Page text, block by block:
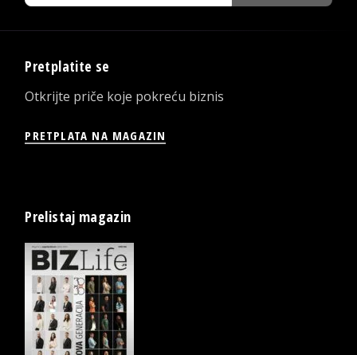
Pretplatite se
Otkrijte priče koje pokreću biznis
PRETPLATA NA MAGAZIN
Prelistaj magazin